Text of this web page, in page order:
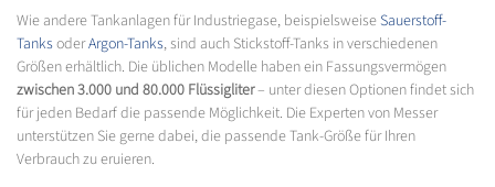
Wie andere Tankanlagen für Industriegase, beispielsweiseSauerstoff-
TanksoderArgon-Tanks, sind auch Stickstoff-Tanks in verschiedenen
Größen erhältlich. Die üblichen Modelle haben ein Fassungsvermögen
zwischen 3.000 und 80.000 Flüssigliter– unter diesen Optionen findet sich
für jeden Bedarf die passende Möglichkeit. Die Experten von Messer
unterstützen Sie gerne dabei, die passende Tank-Größe für Ihren
Verbrauch zu eruieren.